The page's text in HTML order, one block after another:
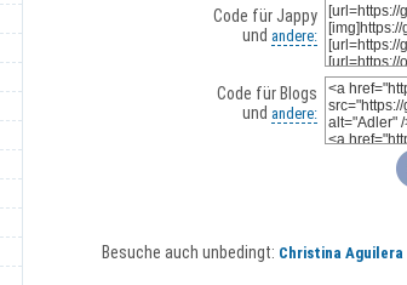
Code für Jappy
und andere:
Code für Blogs
und andere:
Besuche auch unbedingt: Christina Aguilera